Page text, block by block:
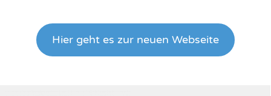
Hier geht es zur neuen Webseite